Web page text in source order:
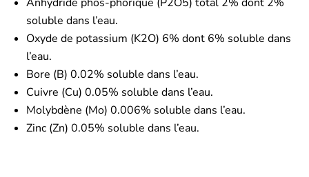
soluble dans l’eau.
Oxyde de potassium (K2O) 6% dont 6% soluble dans
l’eau.
Bore (B) 0.02% soluble dans l’eau.
Cuivre (Cu) 0.05% soluble dans l’eau.
Molybdène (Mo) 0.006% soluble dans l’eau.
Zinc (Zn) 0.05% soluble dans l’eau.